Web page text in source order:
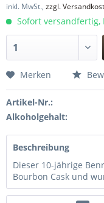
inkl. MwSt., zzgl.
Sofort versandfertig,
Merken
Artikel-Nr.:
Alkoholgehalt:
Beschreibung
Dieser 10-jährige
Bourbon Cask und